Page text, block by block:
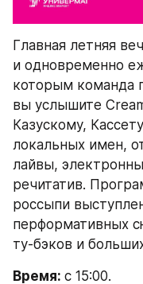
Главная летняя
и одновременно
которым команда
вы услышите
Казускому,
локальных имен,
лайвы,
речитатив.
россыпи
перформативных
ту-бэков и
Время: с 15:00.